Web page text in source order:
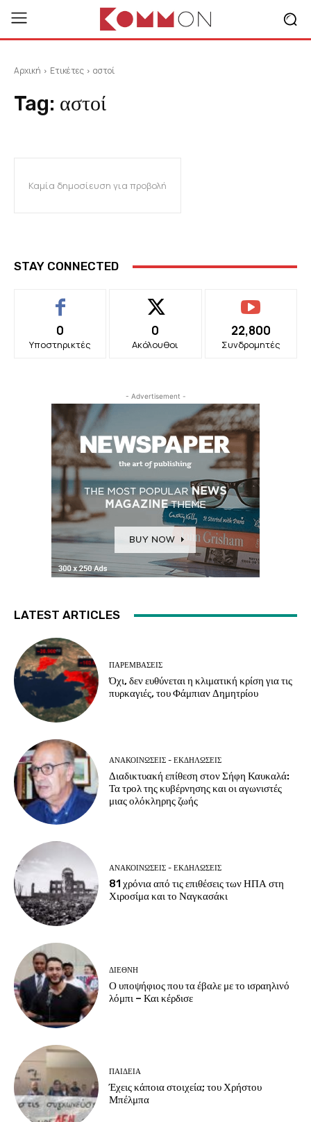
Αρχική Ετικέτες αστοί
Tag: αστοί
Καμία δημοσίευση για προβολή
STAY CONNECTED
0
Υποστηρικτές
0
Ακόλουθοι
22,800
Συνδρομητές
- Advertisement -
LATEST ARTICLES
ΠΑΡΕΜΒΑΣΕΙΣ
Όχι, δεν ευθύνεται η κλιματική κρίση για τις
πυρκαγιές, του Φάμπιαν Δημητρίου
ΑΝΑΚΟΙΝΩΣΕΙΣ - ΕΚΔΗΛΩΣΕΙΣ
Διαδικτυακή επίθεση στον Σήφη Καυκαλά:
Τα τρολ της κυβέρνησης και οι αγωνιστές
μιας ολόκληρης ζωής
ΑΝΑΚΟΙΝΩΣΕΙΣ - ΕΚΔΗΛΩΣΕΙΣ
81 χρόνια από τις επιθέσεις των ΗΠΑ στη
Χιροσίμα και το Ναγκασάκι
ΔΙΕΘΝΗ
Ο υποψήφιος που τα έβαλε με το ισραηλινό
λόμπι – Και κέρδισε
ΠΑΙΔΕΙΑ
Έχεις κάποια στοιχεία; του Χρήστου
Μπέλμπα